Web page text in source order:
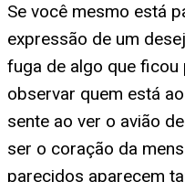
Se você mesmo está
expressão de um
fuga de algo que ficou
observar quem está
sente ao ver o avião
ser o coração da
parecidos aparecem